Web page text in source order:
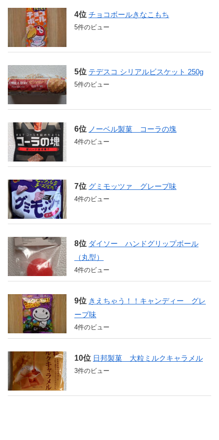
チョコボールきなこもち
5件のビュー
テデスコ シリアルビスケット 250g
5件のビュー
ノーベル製菓 コーラの塊
4件のビュー
グミモッツァ グレープ味
4件のビュー
ダイソー ハンドグリップボール
（丸型）
4件のビュー
きえちゃう！！キャンディー グレ
ープ味
4件のビュー
日邦製菓 大粒ミルクキャラメル
3件のビュー